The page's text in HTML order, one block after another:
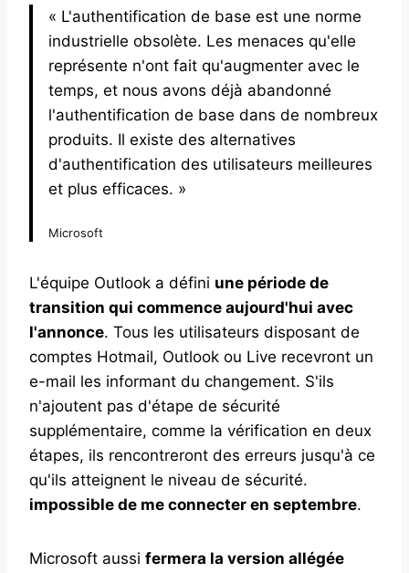
« L'authentification de base est une norme
industrielle obsolète. Les menaces qu'elle
représente n'ont fait qu'augmenter avec le
temps, et nous avons déjà abandonné
l'authentification de base dans de nombreux
produits. Il existe des alternatives
d'authentification des utilisateurs meilleures
et plus efficaces. »
Microsoft
L'équipe Outlook a défini une période de
transition qui commence aujourd'hui avec
l'annonce. Tous les utilisateurs disposant de
comptes Hotmail, Outlook ou Live recevront un
e-mail les informant du changement. S'ils
n'ajoutent pas d'étape de sécurité
supplémentaire, comme la vérification en deux
étapes, ils rencontreront des erreurs jusqu'à ce
qu'ils atteignent le niveau de sécurité.
impossible de me connecter en septembre.
Microsoft aussi fermera la version allégée